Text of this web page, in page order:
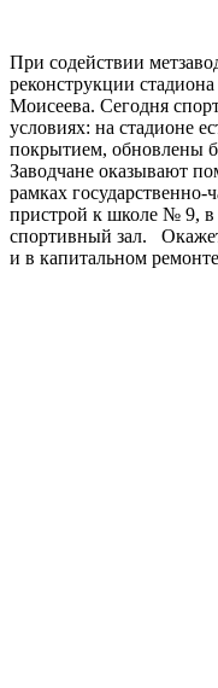
При содействии
реконструкции
Моисеева. Сегодня
условиях: на стадионе
покрытием, обновлены
Заводчане оказывают
рамках государственно-
пристрой к школе № 9, в
спортивный зал.
и в капитальном